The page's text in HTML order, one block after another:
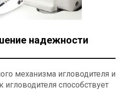
надежности
механизма игловодителя и
способствует